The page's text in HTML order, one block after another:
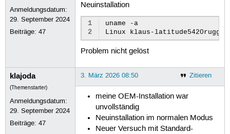
Anmeldungsdatum:
29. September 2024
Beiträge:47
Neuinstallation
1
2
uname
-a
Linux
klaus-latitude5420rugged
Problem nicht gelöst
klajoda
(Themenstarter)
Anmeldungsdatum:
29. September 2024
Beiträge:47
Zitieren
3. März 2026 08:50
meine OEM-Installation war
unvollständig
Neuinstallation im normalen Modus
Neuer Versuch mit Standard-